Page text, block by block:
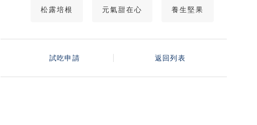
松露培根 元氣甜在心 養生堅果
試吃申請 返回列表